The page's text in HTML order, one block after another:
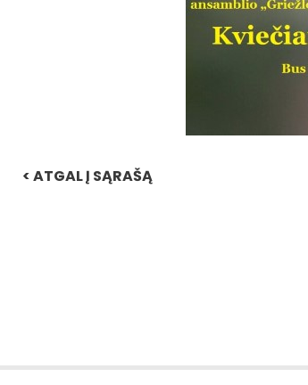
< ATGAL Į SĄRAŠĄ